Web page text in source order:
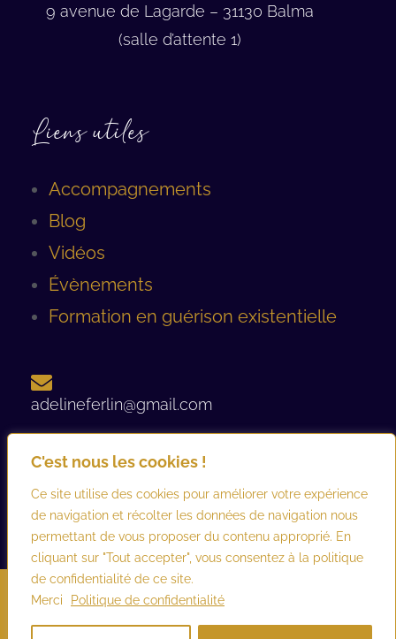
C'est nous les cookies !
Ce site utilise des cookies pour améliorer votre expérience
de navigation et récolter les données de navigation nous
permettant de vous proposer du contenu approprié. En
cliquant sur "Tout accepter", vous consentez à la politique
de confidentialité de ce site.
Merci
Politique de confidentialité
9 avenue de Lagarde – 31130 Balma
(salle d’attente 1)
Liens utiles
Accompagnements
Blog
Vidéos
Évènements
Formation en guérison existentielle
adelineferlin@gmail.com
Conditions générales d’utilisation et de vente